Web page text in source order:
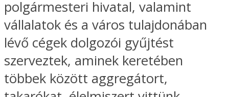
polgármesteri hivatal, valamint
vállalatok és a város tulajdonában
lévő cégek dolgozói gyűjtést
szerveztek, aminek keretében
többek között aggregátort,